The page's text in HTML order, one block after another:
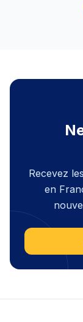
Recevez
en